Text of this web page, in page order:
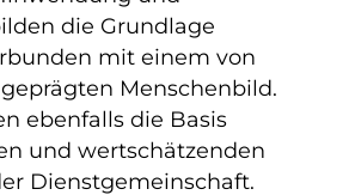
die Grundlage
mit einem von
Menschenbild.
ebenfalls die Basis
und wertschätzenden
Dienstgemeinschaft.